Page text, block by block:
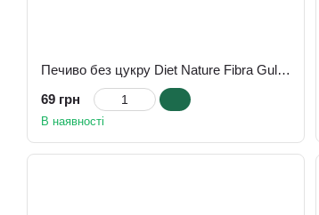
Печиво без цукру Diet Nature Fibra Gullon, 170 г
69 грн
В наявності